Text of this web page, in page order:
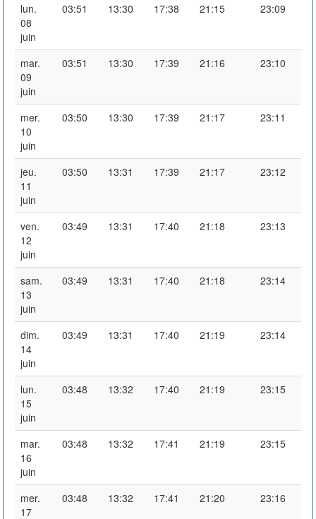
lun.
08
juin
03:51 13:30 17:38 21:15 23:09
mar.
09
juin
03:51 13:30 17:39 21:16 23:10
mer.
10
juin
03:50 13:30 17:39 21:17 23:11
jeu.
11
juin
03:50 13:31 17:39 21:17 23:12
ven.
12
juin
03:49 13:31 17:40 21:18 23:13
sam.
13
juin
03:49 13:31 17:40 21:18 23:14
dim.
14
juin
03:49 13:31 17:40 21:19 23:14
lun.
15
juin
03:48 13:32 17:40 21:19 23:15
mar.
16
juin
03:48 13:32 17:41 21:19 23:15
mer.
17
03:48 13:32 17:41 21:20 23:16